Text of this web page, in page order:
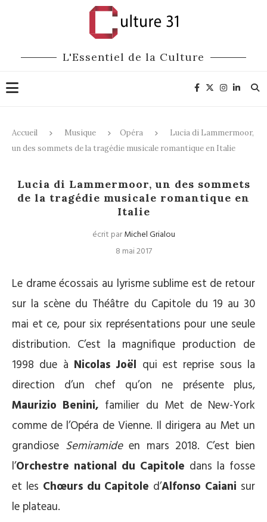
L'Essentiel de la Culture
Accueil Musique Opéra
Lucia di Lammermoor,
un des sommets de la tragédie musicale romantique en Italie
Lucia di Lammermoor, un des sommets
de la tragédie musicale romantique en
Italie
écrit parMichel Grialou
8 mai 2017
Le drame écossais au lyrisme sublime est de retour
sur la scène du Théâtre du Capitole du 19 au 30
mai et ce, pour six représentations pour une seule
distribution. C’est la magnifique production de
1998 due à Nicolas Joël qui est reprise sous la
direction d’un chef qu’on ne présente plus,
Maurizio Benini, familier du Met de New-York
comme de l’Opéra de Vienne. Il dirigera au Met un
grandiose Semiramideen mars 2018. C’est bien
l’Orchestre national du Capitole dans la fosse
et les Chœurs du Capitole d’Alfonso Caiani sur
le plateau.